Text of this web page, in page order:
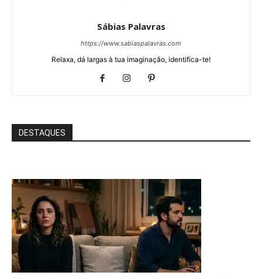
Sábias Palavras
https://www.sabiaspalavras.com
Relaxa, dá largas à tua imaginação, identifica-te!
DESTAQUES